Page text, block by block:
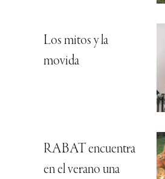
Los mitos y la
movida
RABAT encuentra
en el verano una